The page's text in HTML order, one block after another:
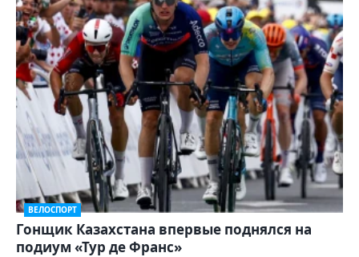
ВЕЛОСПОРТ
Гонщик Казахстана впервые поднялся на
подиум «Тур де Франс»